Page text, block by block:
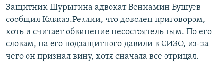
Защитник Шурыгина адвокат Вениамин Бушуев
сообщил Кавказ.Реалии, что доволен приговором,
хоть и считает обвинение несостоятельным. По его
словам, на его подзащитного давили в СИЗО, из-за
чего он признал вину, хотя сначала все отрицал.